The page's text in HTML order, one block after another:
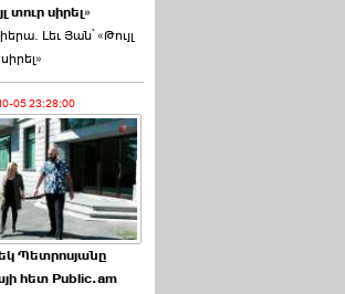
տուր սիրել»
Լեւ Յան՝ «Թույլ
05 23:28:00
Պետրոսյանը
հետ Public.am